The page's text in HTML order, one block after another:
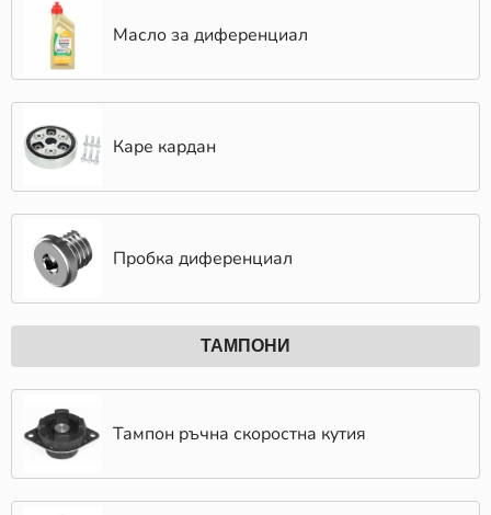
Масло за диференциал
Каре кардан
Пробка диференциал
ТАМПОНИ
Тампон ръчна скоростна кутия